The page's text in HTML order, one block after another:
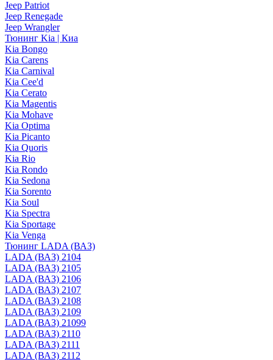
Jeep Patriot
Jeep Renegade
Jeep Wrangler
Тюнинг Kia | Киа
Kia Bongo
Kia Carens
Kia Carnival
Kia Cee'd
Kia Cerato
Kia Magentis
Kia Mohave
Kia Optima
Kia Picanto
Kia Quoris
Kia Rio
Kia Rondo
Kia Sedona
Kia Sorento
Kia Soul
Kia Spectra
Kia Sportage
Kia Venga
Тюнинг LADA (ВАЗ)
LADA (ВАЗ) 2104
LADA (ВАЗ) 2105
LADA (ВАЗ) 2106
LADA (ВАЗ) 2107
LADA (ВАЗ) 2108
LADA (ВАЗ) 2109
LADA (ВАЗ) 21099
LADA (ВАЗ) 2110
LADA (ВАЗ) 2111
LADA (ВАЗ) 2112